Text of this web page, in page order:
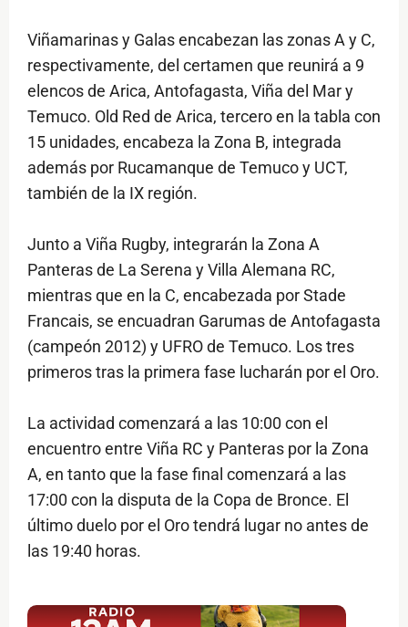
Viñamarinas y Galas encabezan las zonas A y C,
respectivamente, del certamen que reunirá a 9
elencos de Arica, Antofagasta, Viña del Mar y
Temuco. Old Red de Arica, tercero en la tabla con
15 unidades, encabeza la Zona B, integrada
además por Rucamanque de Temuco y UCT,
también de la IX región.
Junto a Viña Rugby, integrarán la Zona A
Panteras de La Serena y Villa Alemana RC,
mientras que en la C, encabezada por Stade
Francais, se encuadran Garumas de Antofagasta
(campeón 2012) y UFRO de Temuco. Los tres
primeros tras la primera fase lucharán por el Oro.
La actividad comenzará a las 10:00 con el
encuentro entre Viña RC y Panteras por la Zona
A, en tanto que la fase final comenzará a las
17:00 con la disputa de la Copa de Bronce. El
último duelo por el Oro tendrá lugar no antes de
las 19:40 horas.